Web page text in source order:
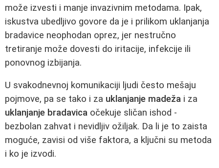
može izvesti i manje invazivnim metodama. Ipak,
iskustva ubedljivo govore da je i prilikom uklanjanja
bradavice neophodan oprez, jer nestručno
tretiranje može dovesti do iritacije, infekcije ili
ponovnog izbijanja.
U svakodnevnoj komunikaciji ljudi često mešaju
pojmove, pa se tako i za uklanjanje madeža i za
uklanjanje bradavica očekuje sličan ishod -
bezbolan zahvat i nevidljiv ožiljak. Da li je to zaista
moguće, zavisi od više faktora, a ključni su metoda
i ko je izvodi.